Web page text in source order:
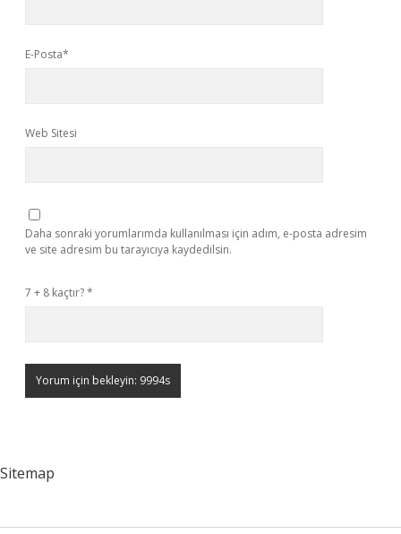
E-Posta*
Web Sitesi
Daha sonraki yorumlarımda kullanılması için adım, e-posta adresim
ve site adresim bu tarayıcıya kaydedilsin.
7 + 8 kaçtır?*
Sitemap